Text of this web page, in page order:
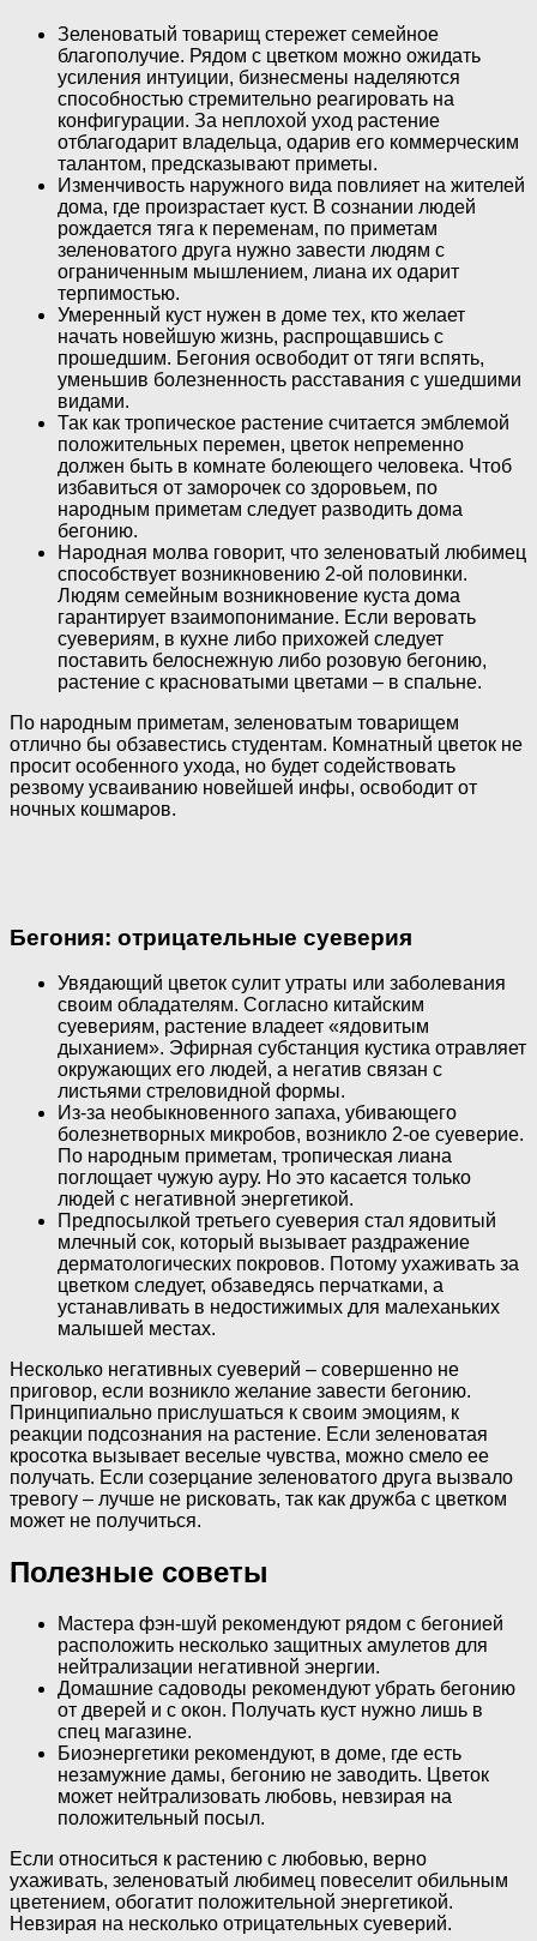
Зеленоватый товарищ стережет семейное
благополучие. Рядом с цветком можно ожидать
усиления интуиции, бизнесмены наделяются
способностью стремительно реагировать на
конфигурации. За неплохой уход растение
отблагодарит владельца, одарив его коммерческим
талантом, предсказывают приметы.
Изменчивость наружного вида повлияет на жителей
дома, где произрастает куст. В сознании людей
рождается тяга к переменам, по приметам
зеленоватого друга нужно завести людям с
ограниченным мышлением, лиана их одарит
терпимостью.
Умеренный куст нужен в доме тех, кто желает
начать новейшую жизнь, распрощавшись с
прошедшим. Бегония освободит от тяги вспять,
уменьшив болезненность расставания с ушедшими
видами.
Так как тропическое растение считается эмблемой
положительных перемен, цветок непременно
должен быть в комнате болеющего человека. Чтоб
избавиться от заморочек со здоровьем, по
народным приметам следует разводить дома
бегонию.
Народная молва говорит, что зеленоватый любимец
способствует возникновению 2-ой половинки.
Людям семейным возникновение куста дома
гарантирует взаимопонимание. Если веровать
суевериям, в кухне либо прихожей следует
поставить белоснежную либо розовую бегонию,
растение с красноватыми цветами – в спальне.
По народным приметам, зеленоватым товарищем
отлично бы обзавестись студентам. Комнатный цветок не
просит особенного ухода, но будет содействовать
резвому усваиванию новейшей инфы, освободит от
ночных кошмаров.
Бегония: отрицательные суеверия
Увядающий цветок сулит утраты или заболевания
своим обладателям. Согласно китайским
суевериям, растение владеет «ядовитым
дыханием». Эфирная субстанция кустика отравляет
окружающих его людей, а негатив связан с
листьями стреловидной формы.
Из-за необыкновенного запаха, убивающего
болезнетворных микробов, возникло 2-ое суеверие.
По народным приметам, тропическая лиана
поглощает чужую ауру. Но это касается только
людей с негативной энергетикой.
Предпосылкой третьего суеверия стал ядовитый
млечный сок, который вызывает раздражение
дерматологических покровов. Потому ухаживать за
цветком следует, обзаведясь перчатками, а
устанавливать в недостижимых для малеханьких
малышей местах.
Несколько негативных суеверий – совершенно не
приговор, если возникло желание завести бегонию.
Принципиально прислушаться к своим эмоциям, к
реакции подсознания на растение. Если зеленоватая
кросотка вызывает веселые чувства, можно смело ее
получать. Если созерцание зеленоватого друга вызвало
тревогу – лучше не рисковать, так как дружба с цветком
может не получиться.
Полезные советы
Мастера фэн-шуй рекомендуют рядом с бегонией
расположить несколько защитных амулетов для
нейтрализации негативной энергии.
Домашние садоводы рекомендуют убрать бегонию
от дверей и с окон. Получать куст нужно лишь в
спец магазине.
Биоэнергетики рекомендуют, в доме, где есть
незамужние дамы, бегонию не заводить. Цветок
может нейтрализовать любовь, невзирая на
положительный посыл.
Если относиться к растению с любовью, верно
ухаживать, зеленоватый любимец повеселит обильным
цветением, обогатит положительной энергетикой.
Невзирая на несколько отрицательных суеверий.